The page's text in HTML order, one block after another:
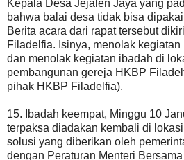
Kepala Desa Jejalen Jaya yang
bahwa balai desa tidak bisa
Berita acara dari rapat tersebut
Filadelfia. Isinya, menolak
dan menolak kegiatan ibadah di
pembangunan gereja HKBP
pihak HKBP Filadelfia).
15. Ibadah keempat, Minggu 10
terpaksa diadakan kembali di
solusi yang diberikan oleh
dengan Peraturan Menteri